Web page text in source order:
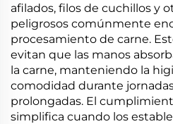
afilados, filos de cuchillos y
peligrosos comúnmente
procesamiento de carne.
evitan que las manos
la carne, manteniendo la
comodidad durante
prolongadas. El
simplifica cuando los